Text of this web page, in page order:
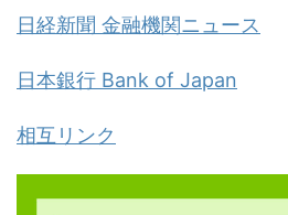
日経新聞 金融機関ニュース
日本銀行 Bank of Japan
相互リンク